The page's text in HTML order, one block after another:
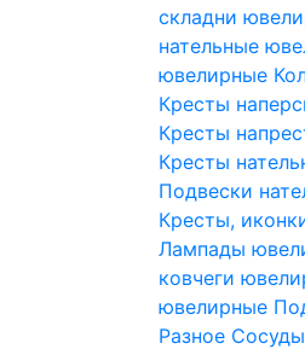
складни
нательные
ювелирные
Кресты
Кресты
Кресты
Подвески
Кресты,
Лампады
ковчеги
ювелирные
Разное